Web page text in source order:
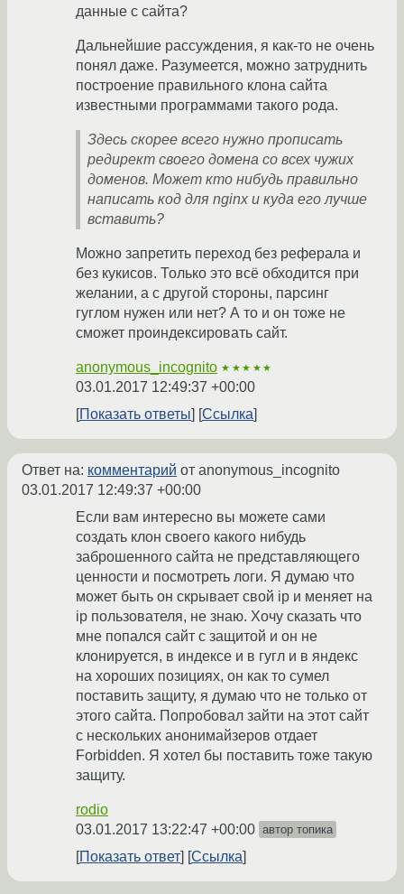
данные с сайта?
Дальнейшие рассуждения, я как-то не очень
понял даже. Разумеется, можно затруднить
построение правильного клона сайта
известными программами такого рода.
Здесь скорее всего нужно прописать
редирект своего домена со всех чужих
доменов. Может кто нибудь правильно
написать код для nginx и куда его лучше
вставить?
Можно запретить переход без реферала и
без кукисов. Только это всё обходится при
желании, а с другой стороны, парсинг
гуглом нужен или нет? А то и он тоже не
сможет проиндексировать сайт.
anonymous_incognito ★★★★★
03.01.2017 12:49:37 +00:00
Показать ответы
Ссылка
Ответ на: комментарий от anonymous_incognito
03.01.2017 12:49:37 +00:00
Если вам интересно вы можете сами
создать клон своего какого нибудь
заброшенного сайта не представляющего
ценности и посмотреть логи. Я думаю что
может быть он скрывает свой ip и меняет на
ip пользователя, не знаю. Хочу сказать что
мне попался сайт с защитой и он не
клонируется, в индексе и в гугл и в яндекс
на хороших позициях, он как то сумел
поставить защиту, я думаю что не только от
этого сайта. Попробовал зайти на этот сайт
с нескольких анонимайзеров отдает
Forbidden. Я хотел бы поставить тоже такую
защиту.
rodio
03.01.2017 13:22:47 +00:00 автор топика
Показать ответ Ссылка